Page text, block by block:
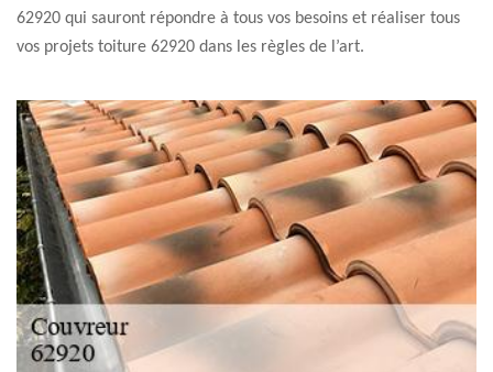
62920 qui sauront répondre à tous vos besoins et réaliser tous
vos projets toiture 62920 dans les règles de l’art.